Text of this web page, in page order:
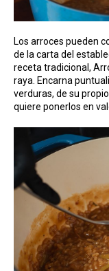
Los arroces pueden
de la carta del
receta tradicional,
raya. Encarna
verduras, de su
quiere ponerlos en